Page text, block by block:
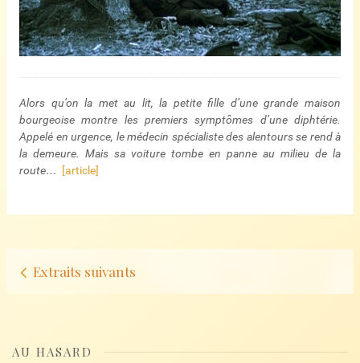
Alors qu’on la met au lit, la petite fille d’une grande maison
bourgeoise montre les premiers symptômes d’une diphtérie.
Appelé en urgence, le médecin spécialiste des alentours se rend à
la demeure. Mais sa voiture tombe en panne au milieu de la
route…
[article]
Navigation
Extraits suivants
AU HASARD